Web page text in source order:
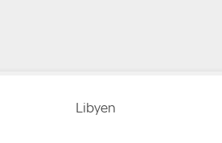
Libyen